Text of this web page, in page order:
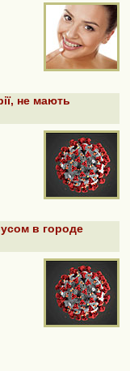
не мають
в городе